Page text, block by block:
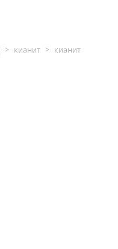
> кианит > кианит